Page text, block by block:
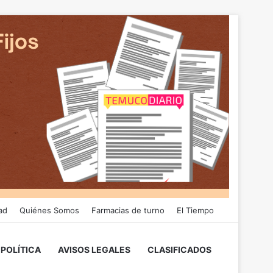
Quiénes Somos Farmacias de turno El Tiempo
POLÍTICA AVISOS LEGALES CLASIFICADOS